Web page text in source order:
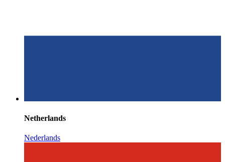
Netherlands
Nederlands